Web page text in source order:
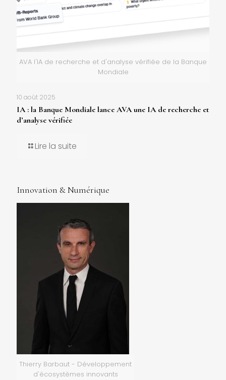
AVA l'IA de recherche et d'analyse vérifiée de la Banque
Mondiale
10 août 2025
IA : la Banque Mondiale lance AVA une IA de recherche et
d’analyse vérifiée
Lire la suite
Innovation & Numérique
Thierry Barbaut - Développement
d'écosystèmes innovants